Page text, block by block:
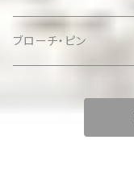
ケース
ブローチ・ピン